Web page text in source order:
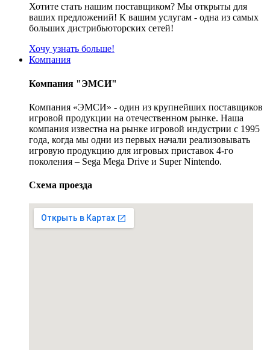
Хотите стать нашим поставщиком? Мы открыты для
ваших предложений! К вашим услугам - одна из самых
больших дистрибьюторских сетей!
Хочу узнать больше!
Компания
Компания "ЭМСИ"
Компания «ЭМСИ» - один из крупнейших поставщиков
игровой продукции на отечественном рынке. Наша
компания известна на рынке игровой индустрии с 1995
года, когда мы одни из первых начали реализовывать
игровую продукцию для игровых приставок 4-го
поколения – Sega Mega Drive и Super Nintendo.
Схема проезда